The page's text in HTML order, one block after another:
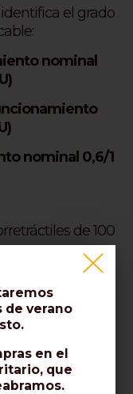
el grado
nominal
nominal 0,6/1
de 100
meramente
de verano
en el
que